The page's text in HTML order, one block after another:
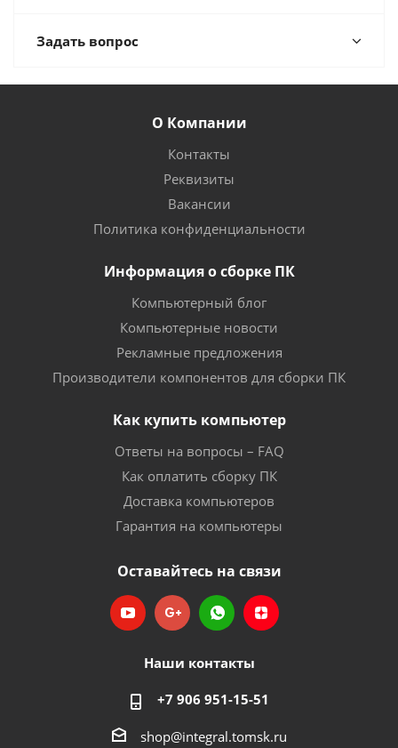
Задать вопрос
О Компании
Контакты
Реквизиты
Вакансии
Политика конфиденциальности
Информация о сборке ПК
Компьютерный блог
Компьютерные новости
Рекламные предложения
Производители компонентов для сборки ПК
Как купить компьютер
Ответы на вопросы – FAQ
Как оплатить сборку ПК
Доставка компьютеров
Гарантия на компьютеры
Оставайтесь на связи
Наши контакты
+7 906 951-15-51
shop@integral.tomsk.ru